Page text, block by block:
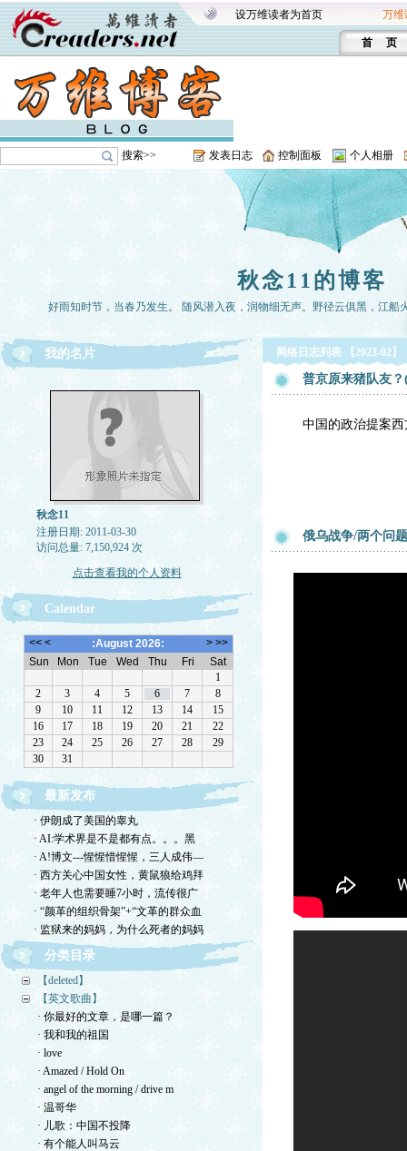
设万维读者为首页 万维
首 页
搜索>> 发表日志 控制面板 个人相册
秋念11的博客
好雨知时节，当春乃发生。 随风潜入夜，润物细无声。野径云俱黑，江船
我的名片
秋念11
注册日期: 2011-03-30
访问总量: 7,150,924 次
点击查看我的个人资料
Calendar
最新发布
· 伊朗成了美国的睾丸
· AI:学术界是不是都有点。。。黑
· A!博文---惺惺惜惺惺，三人成伟—
· 西方关心中国女性，黄鼠狼给鸡拜
· 老年人也需要睡7小时，流传很广
· “颜革的组织骨架”+“文革的群众血
· 监狱来的妈妈，为什么死者的妈妈
分类目录
【deleted】
【英文歌曲】
· 你最好的文章，是哪一篇？
· 我和我的祖国
· love
· Amazed / Hold On
· angel of the morning / drive m
· 温哥华
· 儿歌：中国不投降
· 有个能人叫马云
网络日志列表 【2023-02】
普京原来猪队友
中国的政治提案
俄乌战争/两个问